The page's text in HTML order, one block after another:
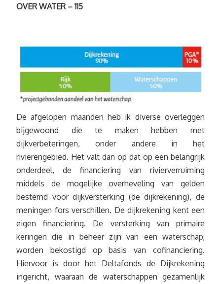
OVER WATER – 115
De afgelopen maanden heb ik diverse overleggen
bijgewoond die te maken hebben met
dijkverbeteringen, onder andere in het
rivierengebied. Het valt dan op dat op een belangrijk
onderdeel, de financiering van rivierverruiming
middels de mogelijke overheveling van gelden
bestemd voor dijkversterking (de dijkrekening), de
meningen fors verschillen. De dijkrekening kent een
eigen financiering. De versterking van primaire
keringen die in beheer zijn van een waterschap,
worden bekostigd op basis van cofinanciering.
Hiervoor is door het Deltafonds de Dijkrekening
ingericht, waaraan de waterschappen gezamenlijk